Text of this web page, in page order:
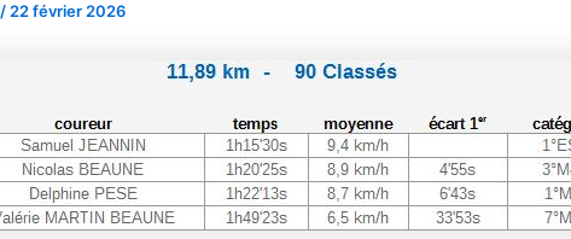
/ 22 février 2026